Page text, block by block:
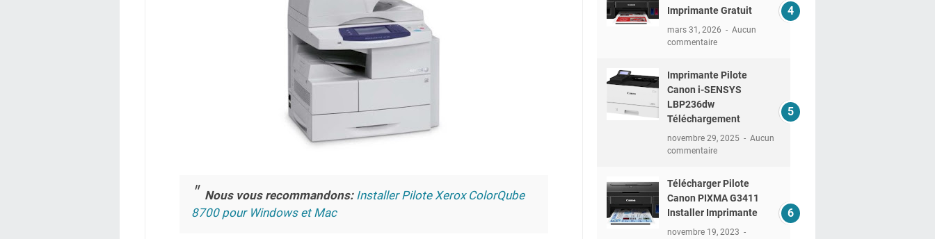
Nous vous recommandons: Installer Pilote Xerox ColorQube
8700 pour Windows et Mac
Imprimante Gratuit
mars 31, 2026
Aucun
commentaire
Imprimante Pilote
Canon i-SENSYS
LBP236dw
Téléchargement
novembre 29, 2025
Aucun
commentaire
Télécharger Pilote
Canon PIXMA G3411
Installer Imprimante
novembre 19, 2023